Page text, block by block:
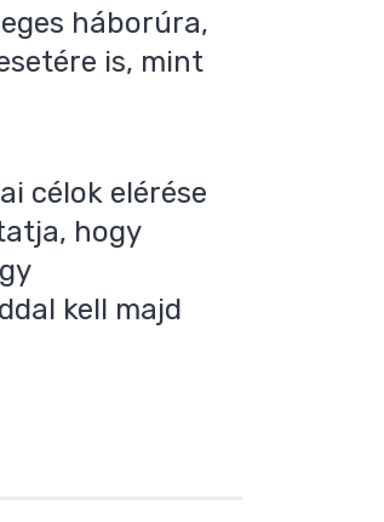
háborúra,
is, mint
célok elérése
hogy
kell majd